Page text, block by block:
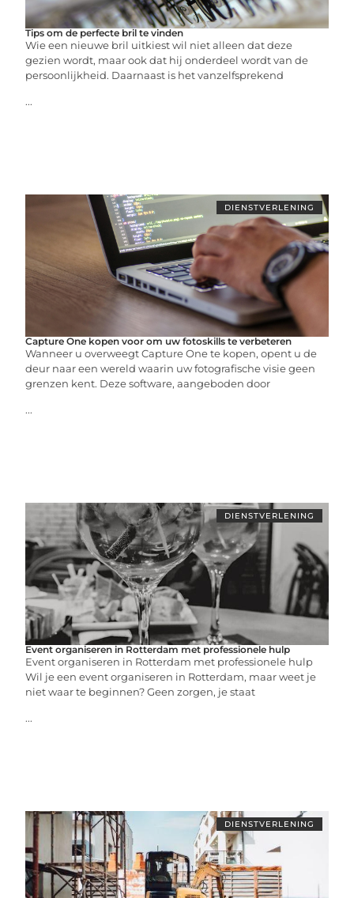
Tips om de perfecte bril te vinden
Wie een nieuwe bril uitkiest wil niet alleen dat deze
gezien wordt, maar ook dat hij onderdeel wordt van de
persoonlijkheid. Daarnaast is het vanzelfsprekend
...
DIENSTVERLENING
Capture One kopen voor om uw fotoskills te verbeteren
Wanneer u overweegt Capture One te kopen, opent u de
deur naar een wereld waarin uw fotografische visie geen
grenzen kent. Deze software, aangeboden door
...
DIENSTVERLENING
Event organiseren in Rotterdam met professionele hulp
Event organiseren in Rotterdam met professionele hulp
Wil je een event organiseren in Rotterdam, maar weet je
niet waar te beginnen? Geen zorgen, je staat
...
DIENSTVERLENING